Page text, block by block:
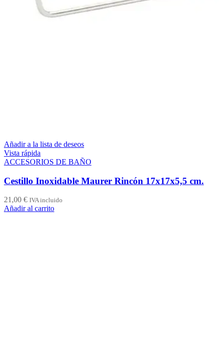
Añadir a la lista de deseos
Vista rápida
ACCESORIOS DE BAÑO
Cestillo Inoxidable Maurer Rincón 17x17x5,5 cm.
21,00 € IVA incluido
Añadir al carrito